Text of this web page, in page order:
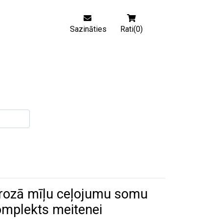
Sazināties Rati(0)
mīļu ceļojumu somu
meitenei